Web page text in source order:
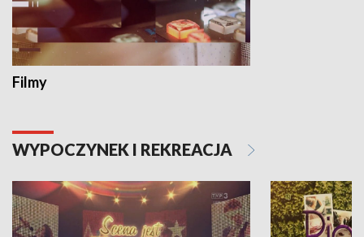
Filmy
WYPOCZYNEK I REKREACJA